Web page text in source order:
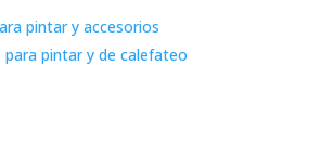
pintar y accesorios
para pintar y de calefateo